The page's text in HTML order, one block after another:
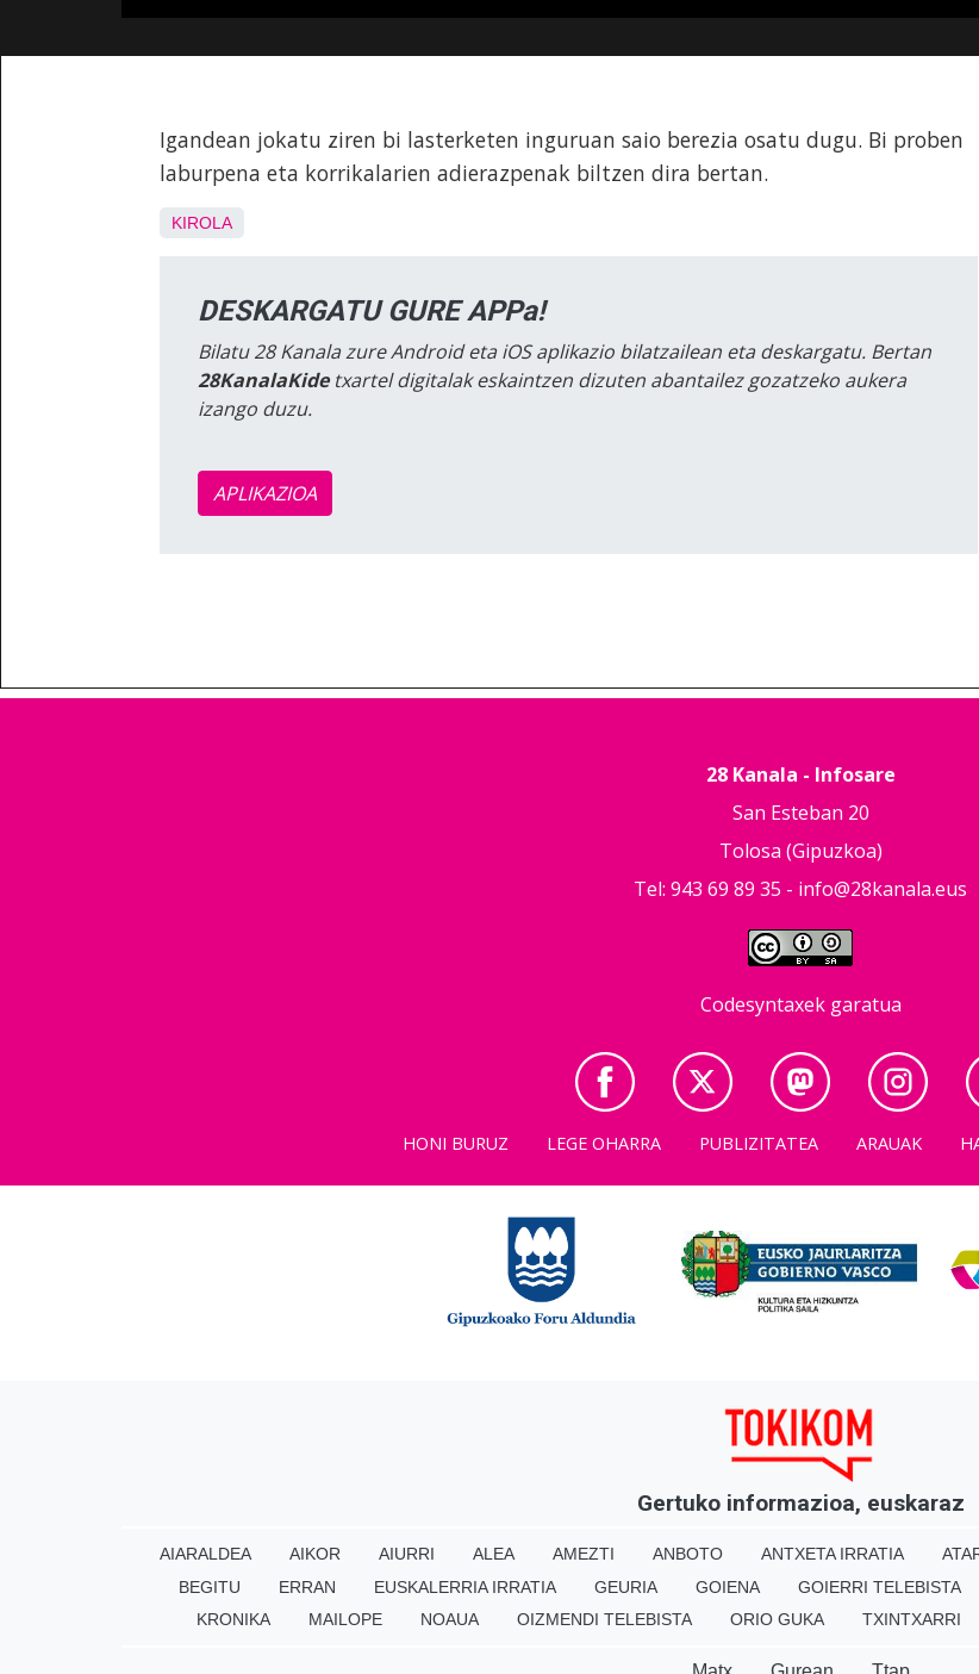
Igandean jokatu ziren bi lasterketen inguruan saio berezia osatu dugu. Bi proben
laburpena eta korrikalarien adierazpenak biltzen dira bertan.
KIROLA
DESKARGATU GURE APPa!
Bilatu 28 Kanala zure Android eta iOS aplikazio bilatzailean eta deskargatu. Bertan
28KanalaKidetxartel digitalak eskaintzen dizuten abantailez gozatzeko aukera
izango duzu.
APLIKAZIOA
28 Kanala - Infosare
San Esteban 20
Tolosa (Gipuzkoa)
Tel: 943 69 89 35 - info@28kanala.eus
Codesyntaxek garatua
HONI BURUZ LEGE OHARRA PUBLIZITATEA ARAUAK
Gertuko informazioa, euskaraz
AIARALDEA AIKOR AIURRI ALEA AMEZTI ANBOTO ANTXETA IRRATIA
BEGITU
ERRAN EUSKALERRIA IRRATIA GEURIA GOIENA GOIERRI TELEBISTA
KRONIKA
MAILOPE NOAUA OIZMENDI TELEBISTA ORIO GUKA TXINTXARRI